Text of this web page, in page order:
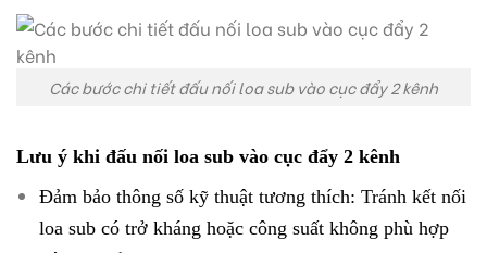
Các bước chi tiết đấu nối loa sub vào cục đẩy 2 kênh
Lưu ý khi đấu nối loa sub vào cục đẩy 2 kênh
Đảm bảo thông số kỹ thuật tương thích: Tránh kết nối
loa sub có trở kháng hoặc công suất không phù hợp